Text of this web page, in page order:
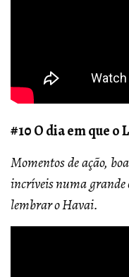
#10 O dia em que o
Momentos de ação,
incríveis numa grande
lembrar o Havai.